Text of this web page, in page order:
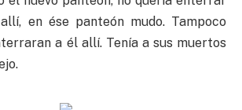
en ése panteón mudo. Tampoco
a él allí. Tenía a sus muertos